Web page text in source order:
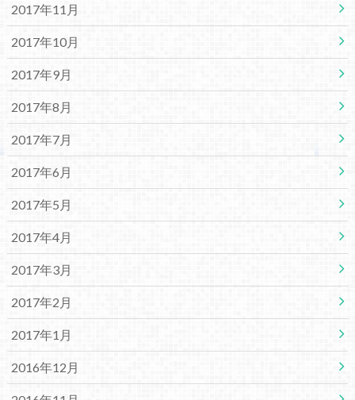
2017年11月
2017年10月
2017年9月
2017年8月
2017年7月
2017年6月
2017年5月
2017年4月
2017年3月
2017年2月
2017年1月
2016年12月